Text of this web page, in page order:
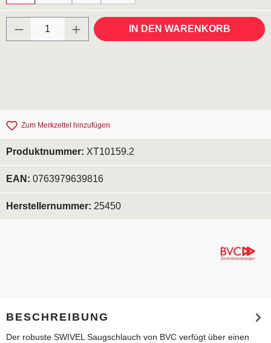
Produkt Anzahl: Gib den gewünschten
IN DEN WARENKORB
Zum Merkzettel hinzufügen
Produktnummer: XT10159.2
EAN: 0763979639816
Herstellernummer: 25450
BESCHREIBUNG
Der robuste SWIVEL Saugschlauch von BVC verfügt über einen